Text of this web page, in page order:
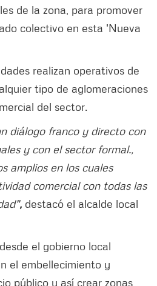
de la zona, para promover
colectivo en esta 'Nueva
realizan operativos de
tipo de aglomeraciones
del sector.
diálogo franco y directo con
y con el sector formal.,
amplios en los cuales
comercial con todas las
, destacó el alcalde local
el gobierno local
el embellecimiento y
público y así crear zonas